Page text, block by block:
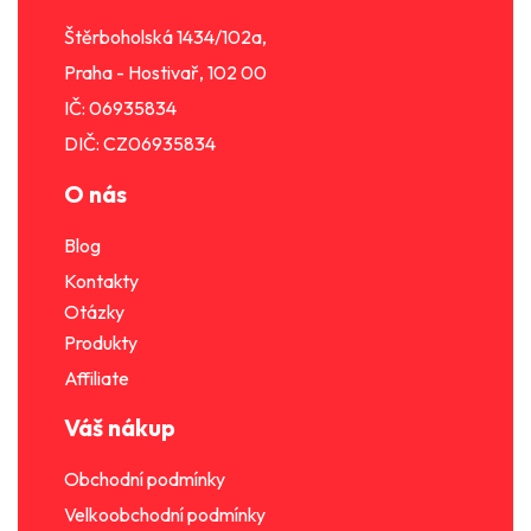
Štěrboholská 1434/102a,
Praha - Hostivař, 102 00
IČ: 06935834
DIČ: CZ06935834
O nás
Blog
Kontakty
Otázky
Produkty
Affiliate
Váš nákup
Obchodní podmínky
Velkoobchodní podmínky